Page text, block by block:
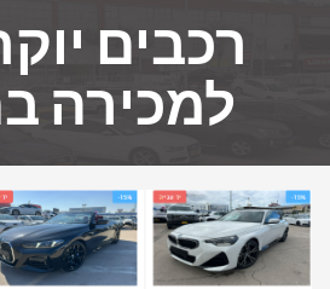
רכבים
למכירה